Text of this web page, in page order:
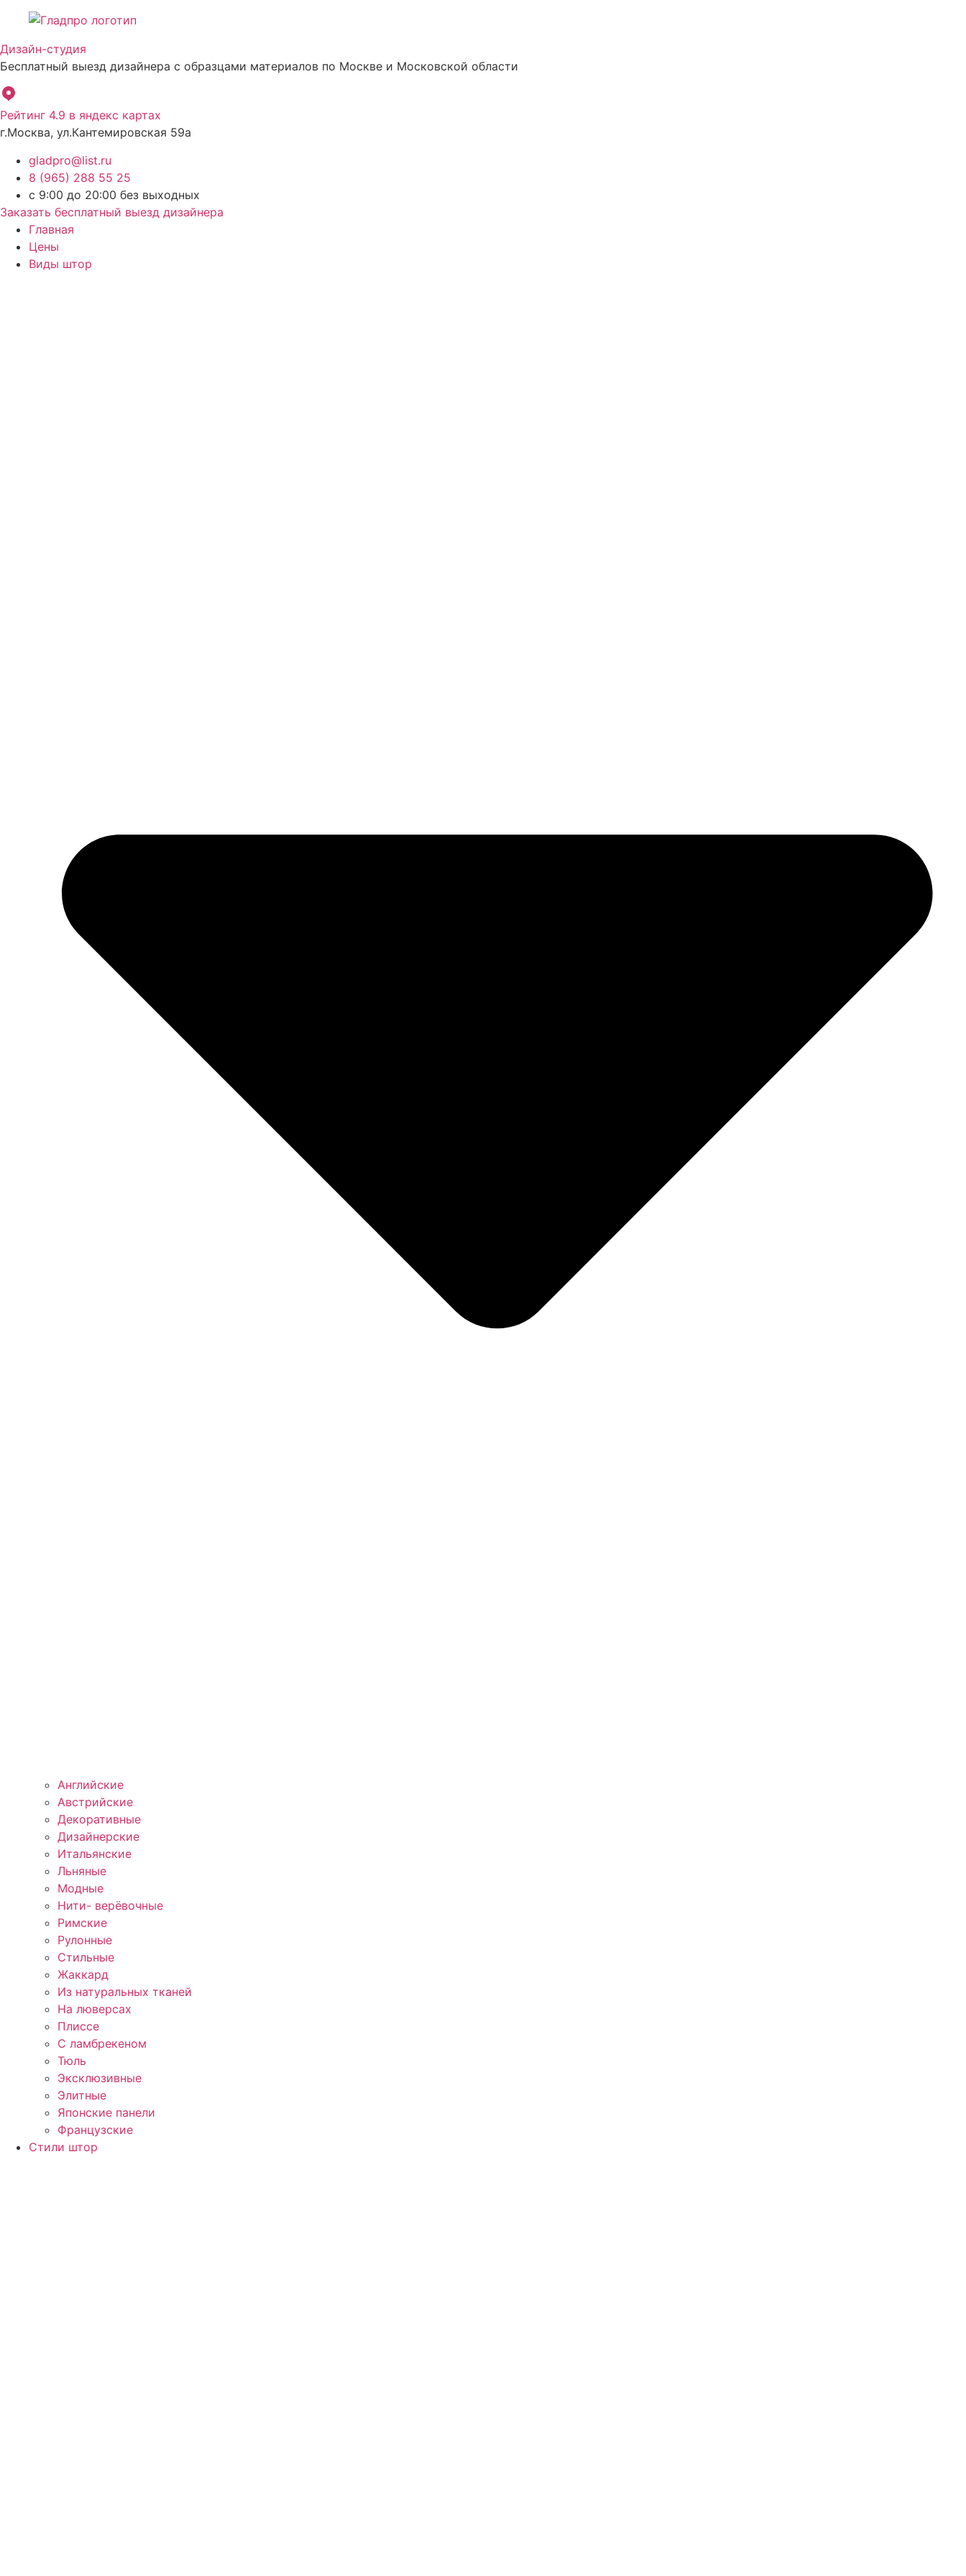
Перейти
содержимому
Дизайн-студия
Бесплатный выезд дизайнера с образцами материалов по Москве и Московской области
Рейтинг 4.9 в яндекс картах
г.Москва, ул.Кантемировская 59а
gladpro@list.ru
8 (965) 288 55 25
с 9:00 до 20:00 без выходных
Заказать бесплатный выезд дизайнера
Главная
Цены
Виды штор
Английские
Австрийские
Декоративные
Дизайнерские
Итальянские
Льняные
Модные
Нити- верёвочные
Римские
Рулонные
Стильные
Жаккард
Из натуральных тканей
На люверсах
Плиссе
С ламбрекеном
Тюль
Эксклюзивные
Элитные
Японские панели
Французские
Стили штор